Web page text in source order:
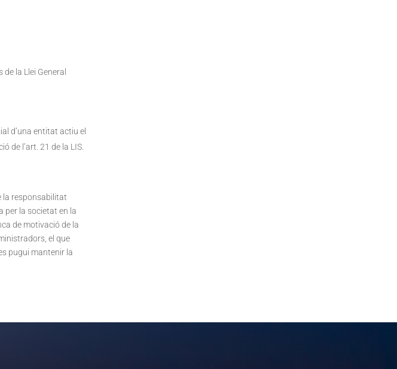
la Llei General
d’una entitat actiu el
de l’art. 21 de la LIS.
la responsabilitat
per la societat en la
de motivació de la
el que
pugui mantenir la